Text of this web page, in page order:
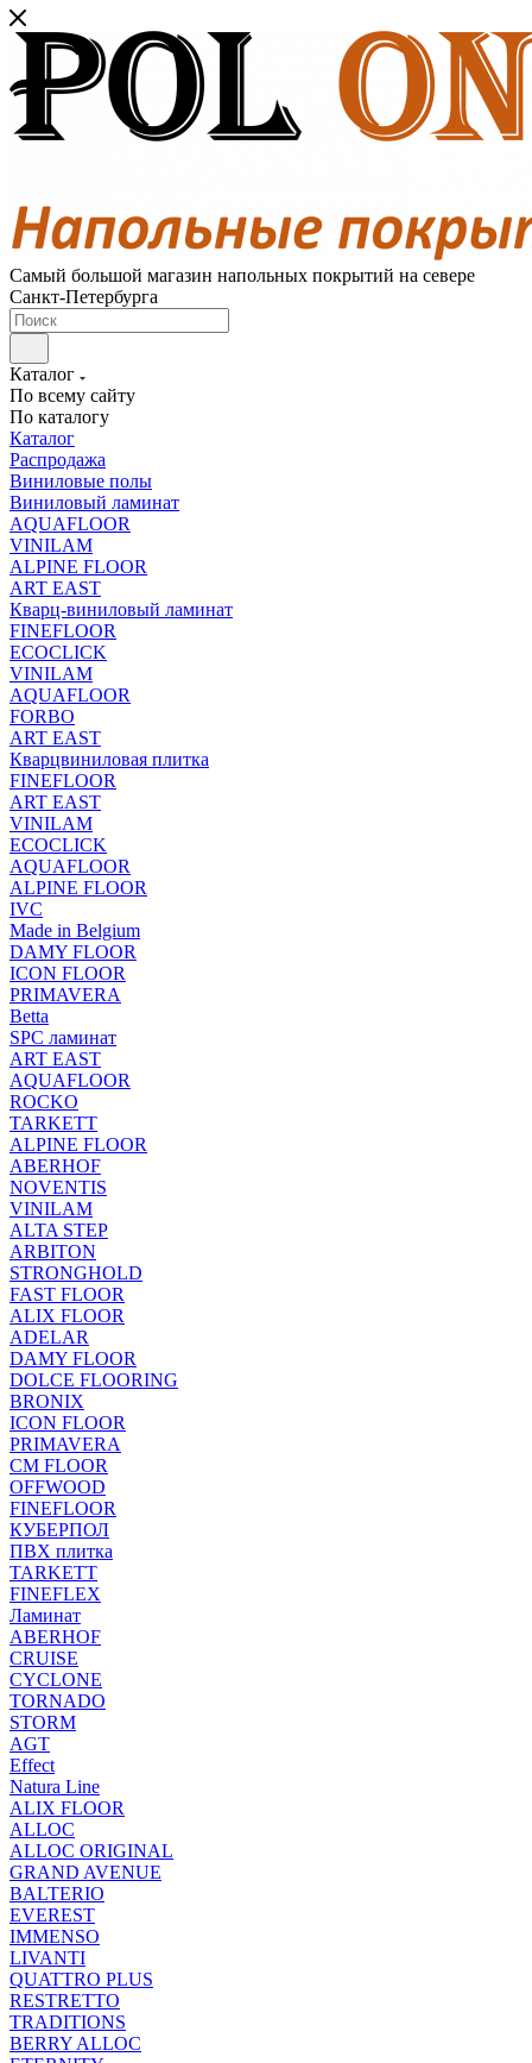
Самый большой магазин напольных покрытий на севере
Санкт-Петербурга
Каталог
По всему сайту
По каталогу
Каталог
Распродажа
Виниловые полы
Виниловый ламинат
AQUAFLOOR
VINILAM
ALPINE FLOOR
ART EAST
Кварц-виниловый ламинат
FINEFLOOR
ECOCLICK
VINILAM
AQUAFLOOR
FORBO
ART EAST
Кварцвиниловая плитка
FINEFLOOR
ART EAST
VINILAM
ECOCLICK
AQUAFLOOR
ALPINE FLOOR
IVC
Made in Belgium
DAMY FLOOR
ICON FLOOR
PRIMAVERA
Betta
SPC ламинат
ART EAST
AQUAFLOOR
ROCKO
TARKETT
ALPINE FLOOR
ABERHOF
NOVENTIS
VINILAM
ALTA STEP
ARBITON
STRONGHOLD
FAST FLOOR
ALIX FLOOR
ADELAR
DAMY FLOOR
DOLCE FLOORING
BRONIX
ICON FLOOR
PRIMAVERA
CM FLOOR
OFFWOOD
FINEFLOOR
КУБЕРПОЛ
ПВХ плитка
TARKETT
FINEFLEX
Ламинат
ABERHOF
CRUISE
CYCLONE
TORNADO
STORM
AGT
Effect
Natura Line
ALIX FLOOR
ALLOC
ALLOC ORIGINAL
GRAND AVENUE
BALTERIO
EVEREST
IMMENSO
LIVANTI
QUATTRO PLUS
RESTRETTO
TRADITIONS
BERRY ALLOC